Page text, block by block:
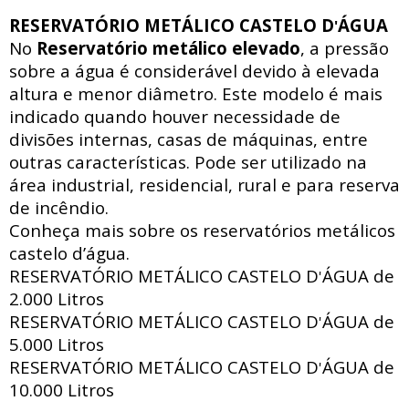
RESERVATÓRIO METÁLICO CASTELO D'ÁGUA
No Reservatório metálico elevado, a pressão
sobre a água é considerável devido à elevada
altura e menor diâmetro. Este modelo é mais
indicado quando houver necessidade de
divisões internas, casas de máquinas, entre
outras características. Pode ser utilizado na
área industrial, residencial, rural e para reserva
de incêndio.
Conheça mais sobre os reservatórios metálicos
castelo d’água.
RESERVATÓRIO METÁLICO CASTELO D'ÁGUA de
2.000 Litros
RESERVATÓRIO METÁLICO CASTELO D'ÁGUA de
5.000 Litros
RESERVATÓRIO METÁLICO CASTELO D'ÁGUA de
10.000 Litros